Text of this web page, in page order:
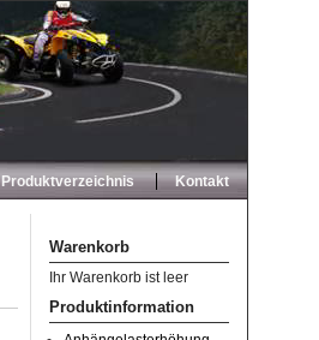
Produktverzeichnis Kontakt
Warenkorb
Ihr Warenkorb ist leer
Produktinformation